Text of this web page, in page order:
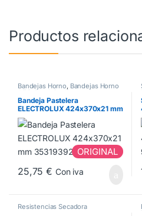
Productos
Bandejas Horno, Bandejas Horno
AEG Bandejas Horno
ELECTROLUX,Bandejas Horno
IKEA,Bandejas Horno ZANUSSI
Bandeja Pastelera
ELECTROLUX 424x370x21 mm
3531939233
ORIGINAL
25,75€ Con iva
Resistencias Secadora